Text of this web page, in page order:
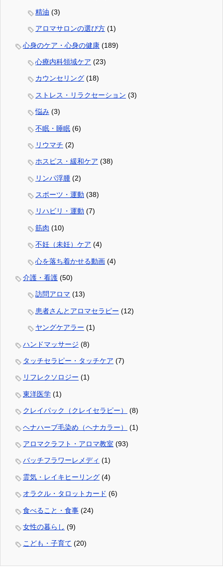
精油 (3)
アロマサロンの選び方 (1)
心身のケア・心身の健康 (189)
心療内科領域ケア (23)
カウンセリング (18)
ストレス・リラクセーション (3)
悩み (3)
不眠・睡眠 (6)
リウマチ (2)
ホスピス・緩和ケア (38)
リンパ浮腫 (2)
スポーツ・運動 (38)
リハビリ・運動 (7)
筋肉 (10)
不妊（未妊）ケア (4)
心を落ち着かせる動画 (4)
介護・看護 (50)
訪問アロマ (13)
患者さんとアロマセラピー (12)
ヤングケアラー (1)
ハンドマッサージ (8)
タッチセラピー・タッチケア (7)
リフレクソロジー (1)
東洋医学 (1)
クレイパック（クレイセラピー） (8)
ヘナハーブ毛染め（ヘナカラー） (1)
アロマクラフト・アロマ教室 (93)
バッチフラワーレメディ (1)
霊気・レイキヒーリング (4)
オラクル・タロットカード (6)
食べること・食事 (24)
女性の暮らし (9)
こども・子育て (20)